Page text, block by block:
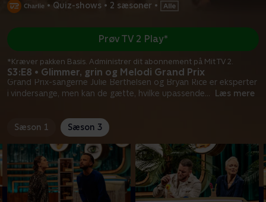
• Quiz-shows • 2 sæsoner •
S3:E8 • Glimmer, grin og Melodi Grand Prix
Grand Prix-sangerne Julie Berthelsen og Bryan Rice er eksperter
i vindersange, men kan de gætte, hvilke upassende... Læs mere
Prøv TV 2 Play*
*Kræver pakken Basis. Administrer dit abonnement på Mit TV 2.
Sæson 1 Sæson 3